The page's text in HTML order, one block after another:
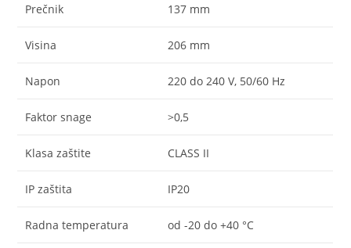
Prečnik 137 mm
Visina 206 mm
Napon 220 do 240 V, 50/60 Hz
Faktor snage >0,5
Klasa zaštite CLASS II
IP zaštita IP20
Radna temperatura od -20 do +40 °C